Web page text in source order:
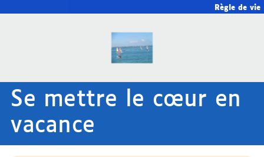
Règle de vie
Se mettre le cœur en
vacance